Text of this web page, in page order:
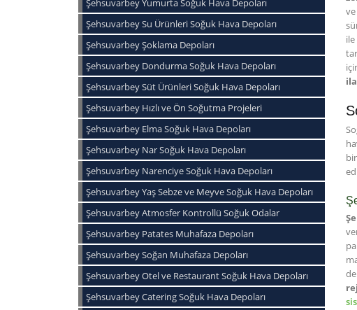
Şehsuvarbey Yumurta Soğuk Hava Depoları
Şehsuvarbey Su Ürünleri Soğuk Hava Depoları
Şehsuvarbey Şoklama Depoları
Şehsuvarbey Dondurma Soğuk Hava Depoları
Şehsuvarbey Süt Ürünleri Soğuk Hava Depoları
Şehsuvarbey Hızlı ve Ön Soğutma Projeleri
Şehsuvarbey Elma Soğuk Hava Depoları
Şehsuvarbey Nar Soğuk Hava Depoları
Şehsuvarbey Narenciye Soğuk Hava Depoları
Şehsuvarbey Yaş Sebze ve Meyve Soğuk Hava Depoları
Şehsuvarbey Atmosfer Kontrollü Soğuk Odalar
Şehsuvarbey Patates Muhafaza Depoları
Şehsuvarbey Soğan Muhafaza Depoları
Şehsuvarbey Otel ve Restaurant Soğuk Hava Depoları
Şehsuvarbey Catering Soğuk Hava Depoları